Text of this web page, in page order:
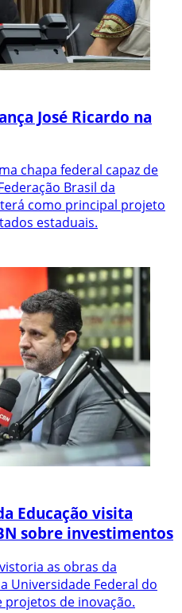
José Ricardo na
chapa federal capaz de
Brasil da
terá como principal projeto
estaduais.
Educação visita
sobre investimentos
as obras da
Universidade Federal do
projetos de inovação.